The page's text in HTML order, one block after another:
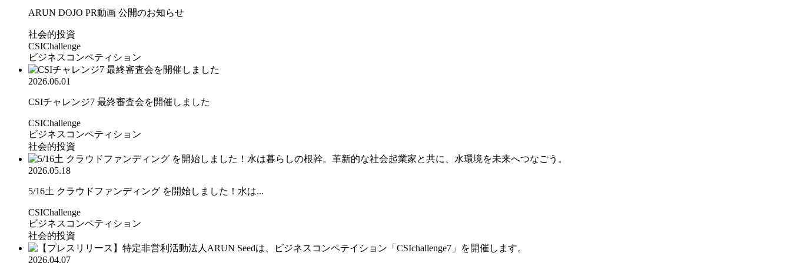
ARUN DOJO PR動画 公開のお知らせ
社会的投資
CSIChallenge
ビジネスコンペティション
2026.06.01
CSIチャレンジ7 最終審査会を開催しました
CSIChallenge
ビジネスコンペティション
社会的投資
2026.05.18
5/16土 クラウドファンディング を開始しました！水は...
CSIChallenge
ビジネスコンペティション
社会的投資
2026.04.07